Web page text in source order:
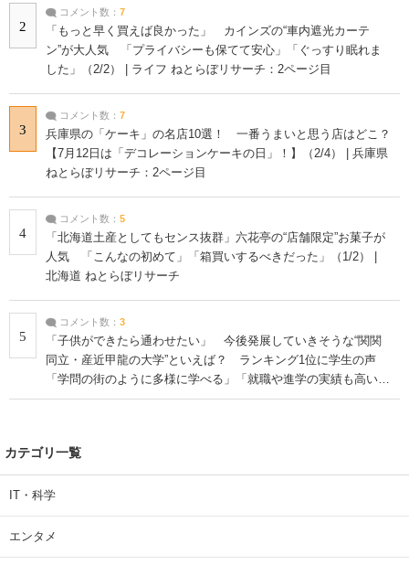
2
コメント数： 7
「もっと早く買えば良かった」 カインズの“車内遮光カーテ
ン”が大人気 「プライバシーも保てて安心」「ぐっすり眠れま
した」（2/2） | ライフ ねとらぼリサーチ：2ページ目
3
コメント数： 7
兵庫県の「ケーキ」の名店10選！ 一番うまいと思う店はどこ？
【7月12日は「デコレーションケーキの日」！】（2/4） | 兵庫県
ねとらぼリサーチ：2ページ目
4
コメント数： 5
「北海道土産としてもセンス抜群」六花亭の“店舗限定”お菓子が
人気 「こんなの初めて」「箱買いするべきだった」（1/2） |
北海道 ねとらぼリサーチ
5
コメント数： 3
「子供ができたら通わせたい」 今後発展していきそうな“関関
同立・産近甲龍の大学”といえば？ ランキング1位に学生の声
「学問の街のように多様に学べる」「就職や進学の実績も高い」
| 大学 ねとらぼリサーチ
カテゴリ一覧
IT・科学
エンタメ